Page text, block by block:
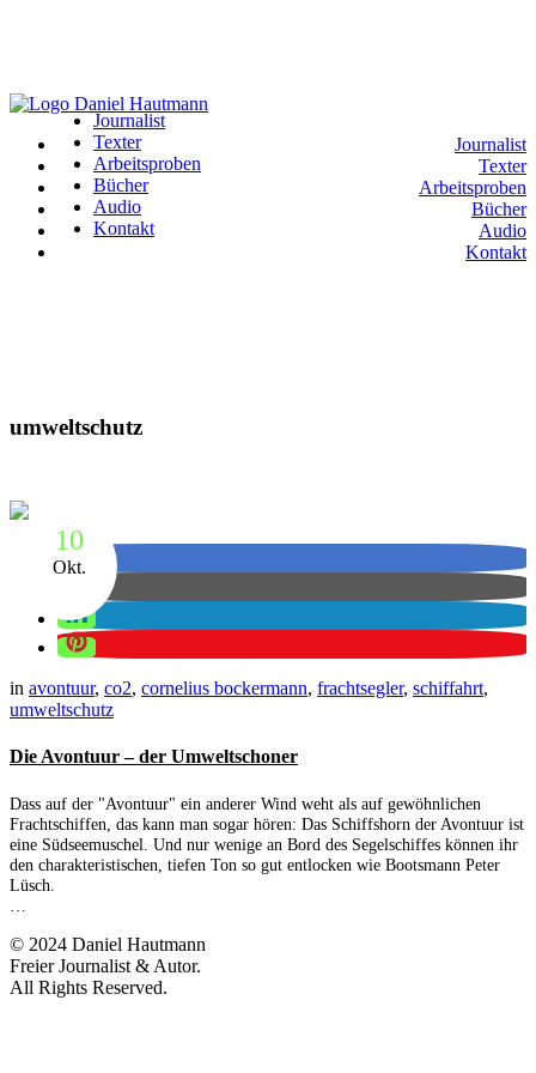
Journalist
Texter
Arbeitsproben
Bücher
Audio
Kontakt
Journalist
Texter
Arbeitsproben
Bücher
Audio
Kontakt
umweltschutz
10
Okt.
in avontuur, co2, cornelius bockermann, frachtsegler, schiffahrt,
umweltschutz
Die Avontuur – der Umweltschoner
Dass auf der "Avontuur" ein anderer Wind weht als auf gewöhnlichen
Frachtschiffen, das kann man sogar hören: Das Schiffshorn der Avontuur ist
eine Südseemuschel. Und nur wenige an Bord des Segelschiffes können ihr
den charakteristischen, tiefen Ton so gut entlocken wie Bootsmann Peter
Lüsch.
© 2024 Daniel Hautmann
Freier Journalist & Autor.
All Rights Reserved.